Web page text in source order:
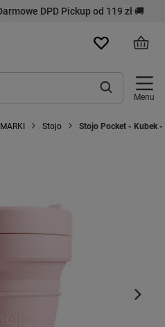
DPD Pickup od 119 zł 🚚
Menu
MARKI Stojo Stojo Pocket - Kubek